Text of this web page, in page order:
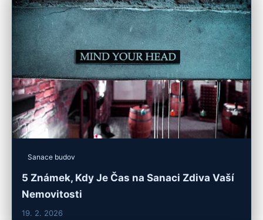
Sanace budov
5 Známek, Kdy Je Čas na Sanaci Zdiva Vaší
Nemovitosti
19. 2. 2026